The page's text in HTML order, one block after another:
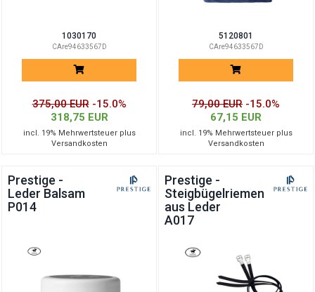
1030170
CAre94633567D
375,00 EUR -15.0%
318,75 EUR
incl. 19% Mehrwertsteuer plus
Versandkosten
5120801
CAre94633567D
79,00 EUR -15.0%
67,15 EUR
incl. 19% Mehrwertsteuer plus
Versandkosten
Prestige -
Leder Balsam
P014
Prestige -
Steigbügelriemen
aus Leder
A017